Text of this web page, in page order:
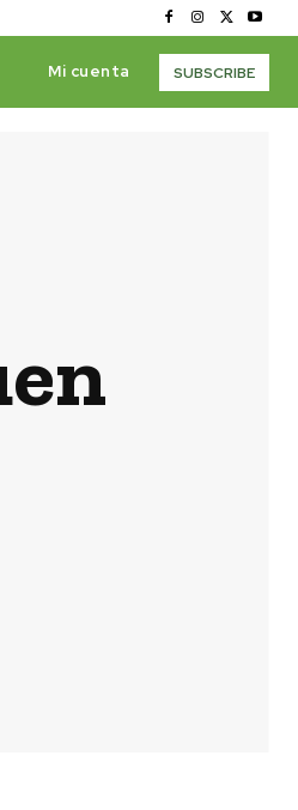
Mi cuenta SUBSCRIBE